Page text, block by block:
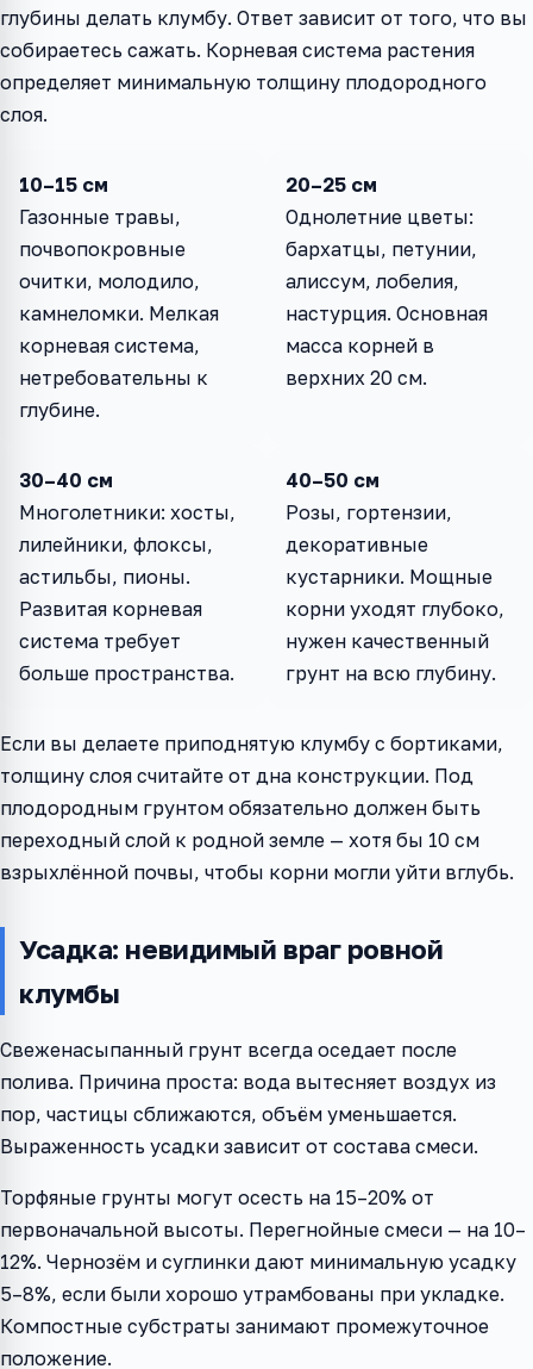
глубины делать клумбу. Ответ зависит от того, что вы
собираетесь сажать. Корневая система растения
определяет минимальную толщину плодородного
слоя.
10–15 см
Газонные травы,
почвопокровные
очитки, молодило,
камнеломки. Мелкая
корневая система,
нетребовательны к
глубине.
20–25 см
Однолетние цветы:
бархатцы, петунии,
алиссум, лобелия,
настурция. Основная
масса корней в
верхних 20 см.
30–40 см
Многолетники: хосты,
лилейники, флоксы,
астильбы, пионы.
Развитая корневая
система требует
больше пространства.
40–50 см
Розы, гортензии,
декоративные
кустарники. Мощные
корни уходят глубоко,
нужен качественный
грунт на всю глубину.
Если вы делаете приподнятую клумбу с бортиками,
толщину слоя считайте от дна конструкции. Под
плодородным грунтом обязательно должен быть
переходный слой к родной земле — хотя бы 10 см
взрыхлённой почвы, чтобы корни могли уйти вглубь.
Усадка: невидимый враг ровной
клумбы
Свеженасыпанный грунт всегда оседает после
полива. Причина проста: вода вытесняет воздух из
пор, частицы сближаются, объём уменьшается.
Выраженность усадки зависит от состава смеси.
Торфяные грунты могут осесть на 15–20% от
первоначальной высоты. Перегнойные смеси — на 10–
12%. Чернозём и суглинки дают минимальную усадку
5–8%, если были хорошо утрамбованы при укладке.
Компостные субстраты занимают промежуточное
положение.